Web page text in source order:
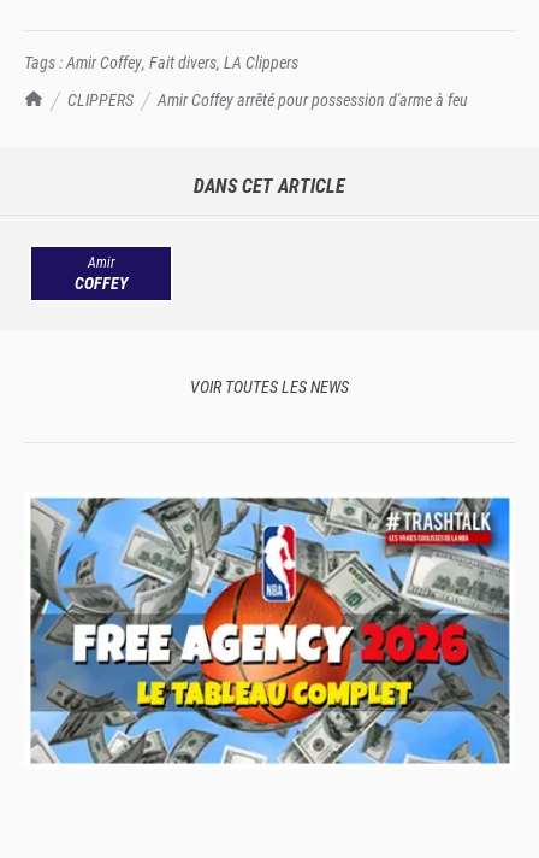
TrashTalk Actu NBA
CLIPPERS Amir Coffey arrêté pour possession d'arme à feu
Tags :Amir Coffey, Fait divers, LA Clippers
DANS CET ARTICLE
Amir
COFFEY
VOIR TOUTES LES NEWS